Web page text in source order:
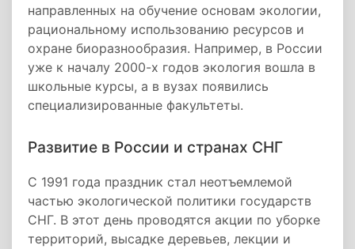
направленных на обучение основам экологии,
рациональному использованию ресурсов и
охране биоразнообразия. Например, в России
уже к началу 2000-х годов экология вошла в
школьные курсы, а в вузах появились
специализированные факультеты.
Развитие в России и странах СНГ
С 1991 года праздник стал неотъемлемой
частью экологической политики государств
СНГ. В этот день проводятся акции по уборке
территорий, высадке деревьев, лекции и